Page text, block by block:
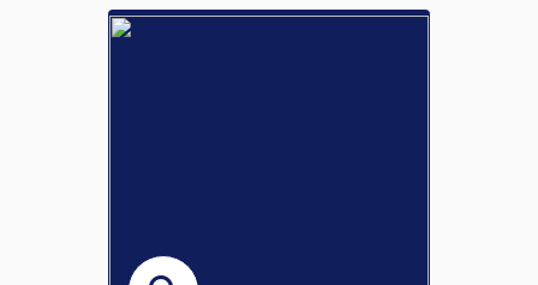
Biblioteca